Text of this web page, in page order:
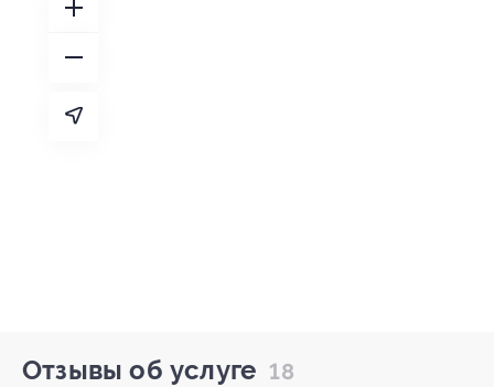
Отзывы об услуге 18